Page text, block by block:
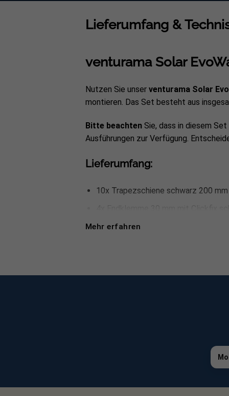
Lieferumfang &
venturama Solar
Nutzen Sie unser venturama Solar
montieren. Das Set besteht aus
Bitte beachten Sie, dass in diesem Set
Ausführungen zur Verfügung.
Lieferumfang:
10x Trapezschiene schwarz 200 mm
6x Mittelklemme 30 mm mit Clickfix
venturama Solar EvoWall für
Entdecken Sie unserventurama Solar
Mehr erfahren